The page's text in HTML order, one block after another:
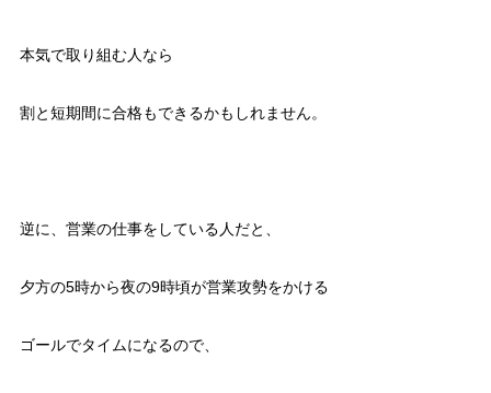
本気で取り組む人なら
割と短期間に合格もできるかもしれません。
逆に、営業の仕事をしている人だと、
夕方の5時から夜の9時頃が営業攻勢をかける
ゴールでタイムになるので、